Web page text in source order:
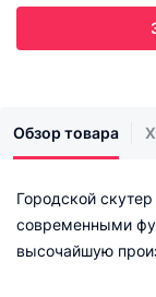
Обзор товара
Городской
современными
высочайшую